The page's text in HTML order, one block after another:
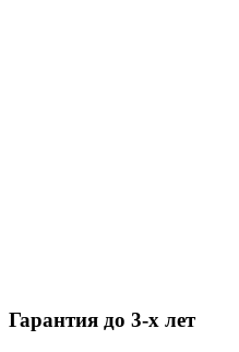
Гарантия до 3-х лет